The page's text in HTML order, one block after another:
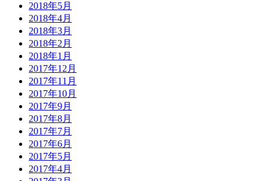
2018年5月
2018年4月
2018年3月
2018年2月
2018年1月
2017年12月
2017年11月
2017年10月
2017年9月
2017年8月
2017年7月
2017年6月
2017年5月
2017年4月